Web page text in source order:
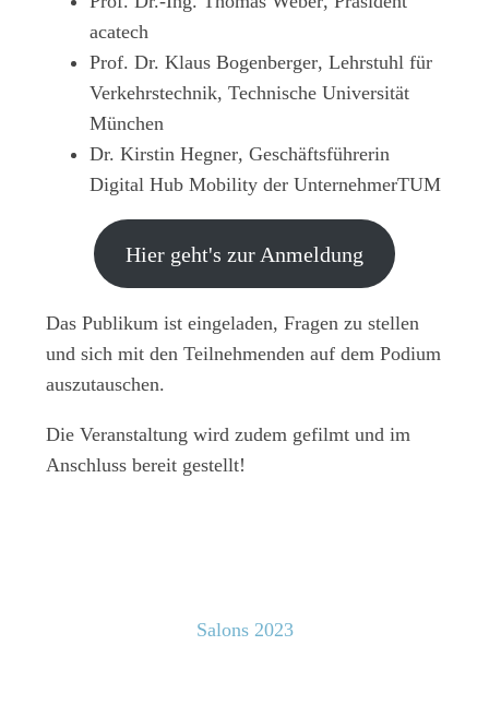
acatech
Prof. Dr. Klaus Bogenberger, Lehrstuhl für
Verkehrstechnik, Technische Universität
München
Dr. Kirstin Hegner,Geschäftsführerin
Digital Hub Mobility der UnternehmerTUM
Hier geht's zur Anmeldung
Das Publikum ist eingeladen, Fragen zu stellen
und sich mit den Teilnehmenden auf dem Podium
auszutauschen.
Die Veranstaltung wird zudem gefilmt und im
Anschluss bereit gestellt!
Salons 2023